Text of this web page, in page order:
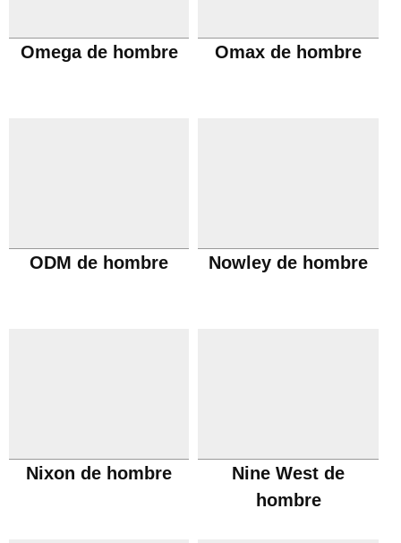
Omega de hombre Omax de hombre
ODM de hombre Nowley de hombre
Nixon de hombre
Nine West de
hombre